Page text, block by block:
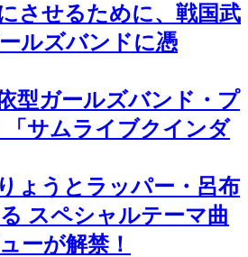
させるために、戦国武
ルズバンドに憑
型ガールズバンド・プ
「サムライブクインダ
ょうとラッパー・呂布
スペシャルテーマ曲
ーが解禁！